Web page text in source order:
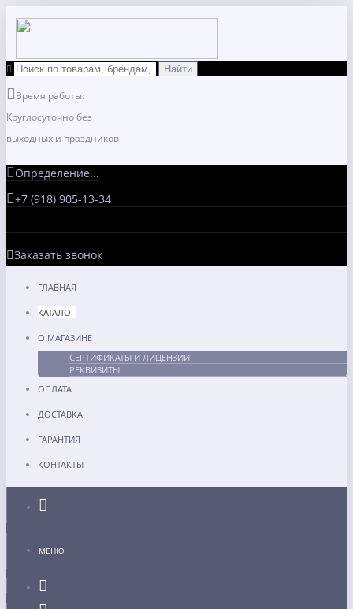
Время работы:
Круглосуточно без
выходных и праздников
Определение...
+7 (918) 905-13-34
Заказать звонок
ГЛАВНАЯ
КАТАЛОГ
О МАГАЗИНЕ
СЕРТИФИКАТЫ И ЛИЦЕНЗИИ
РЕКВИЗИТЫ
ОПЛАТА
ДОСТАВКА
ГАРАНТИЯ
КОНТАКТЫ
МЕНЮ